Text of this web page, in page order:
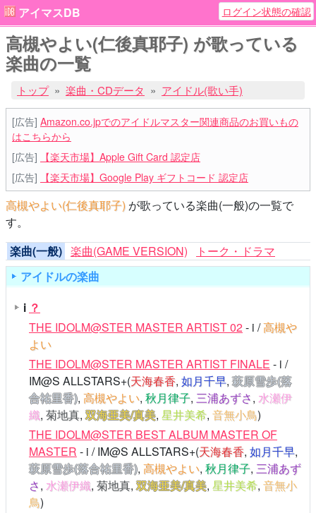
アイマスDB ログイン状態の確認
高槻やよい(仁後真耶子) が歌っている
楽曲の一覧
トップ 楽曲・CDデータ アイドル(歌い手)
[広告] Amazon.co.jpでのアイドルマスター関連商品のお買いもの
はこちらから
[広告]
【楽天市場】Apple Gift Card 認定店
[広告]
【楽天市場】Google Play ギフトコード 認定店
高槻やよい(仁後真耶子) が歌っている楽曲(一般)の一覧で
す。
楽曲(一般) 楽曲(GAME VERSION)
トーク・ドラマ
アイドルの楽曲
i ？
THE IDOLM@STER MASTER ARTIST 02- i /高槻や
よい
THE IDOLM@STER MASTER ARTIST FINALE - i /
IM@S ALLSTARS+(天海春香, 如月千早,萩原雪歩(落
合祐里香), 高槻やよい, 秋月律子, 三浦あずさ, 水瀬伊
織, 菊地真,双海亜美/真美, 星井美希, 音無小鳥)
THE IDOLM@STER BEST ALBUM MASTER OF
MASTER - i / IM@S ALLSTARS+(天海春香, 如月千早,
萩原雪歩(落合祐里香), 高槻やよい, 秋月律子, 三浦あず
さ, 水瀬伊織, 菊地真,双海亜美/真美, 星井美希, 音無小
鳥)